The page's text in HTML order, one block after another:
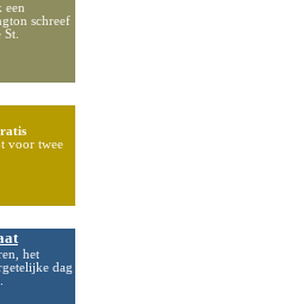
een
schreef
voor twee
het
dag